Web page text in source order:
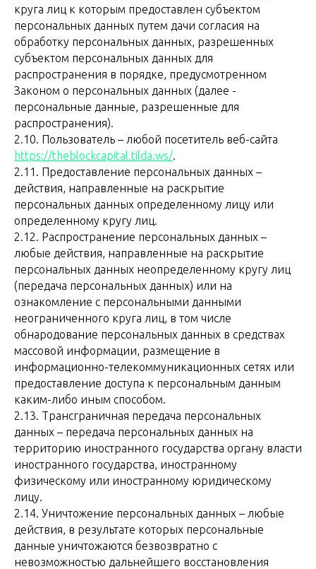
круга лиц к которым предоставлен субъектом
персональных данных путем дачи согласия на
обработку персональных данных, разрешенных
субъектом персональных данных для
распространения в порядке, предусмотренном
Законом о персональных данных (далее -
персональные данные, разрешенные для
распространения).
2.10. Пользователь – любой посетитель веб-сайта
https://theblockcapital.tilda.ws/.
2.11. Предоставление персональных данных –
действия, направленные на раскрытие
персональных данных определенному лицу или
определенному кругу лиц.
2.12. Распространение персональных данных –
любые действия, направленные на раскрытие
персональных данных неопределенному кругу лиц
(передача персональных данных) или на
ознакомление с персональными данными
неограниченного круга лиц, в том числе
обнародование персональных данных в средствах
массовой информации, размещение в
информационно-телекоммуникационных сетях или
предоставление доступа к персональным данным
каким-либо иным способом.
2.13. Трансграничная передача персональных
данных – передача персональных данных на
территорию иностранного государства органу власти
иностранного государства, иностранному
физическому или иностранному юридическому
лицу.
2.14. Уничтожение персональных данных – любые
действия, в результате которых персональные
данные уничтожаются безвозвратно с
невозможностью дальнейшего восстановления